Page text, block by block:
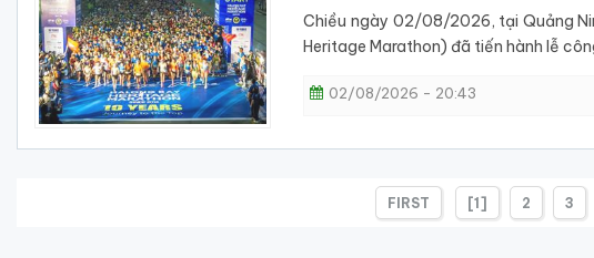
Chiều ngày 02/08/2026, tại Quảng
Heritage Marathon) đã tiến hành lễ
02/08/2026 - 20:43
FIRST [1] 2 3